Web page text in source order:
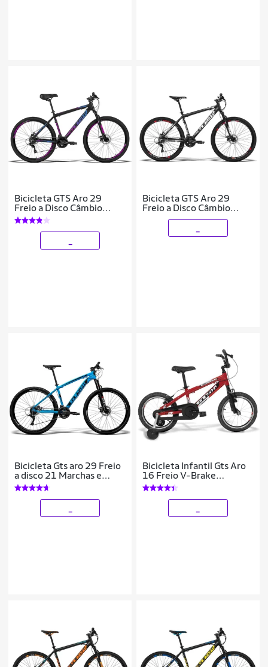
Bicicleta GTS Aro 29
Freio a Disco Câmbio
Shimano 21 Marchas e
Amortecedor | GTS M1
Advanced
Bicicleta GTS Aro 29
Freio a Disco Câmbio
Traseiro GTSM1 TSI8 24
GTS M1 Adva
Bicicleta Gts aro 29 Freio
a disco 21 Marchas e
Amortecedor | GTS M1
Ride New COLOR
Bicicleta Infantil Gts Aro
16 Freio V-Brake
Advanced Kids Pro